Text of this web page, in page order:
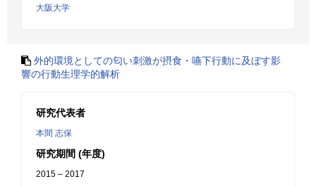
大阪大学
外的環境としての匂い刺激が摂食・嚥下行動に及ぼす影
響の行動生理学的解析
研究代表者
本間 志保
研究期間 (年度)
2015 – 2017